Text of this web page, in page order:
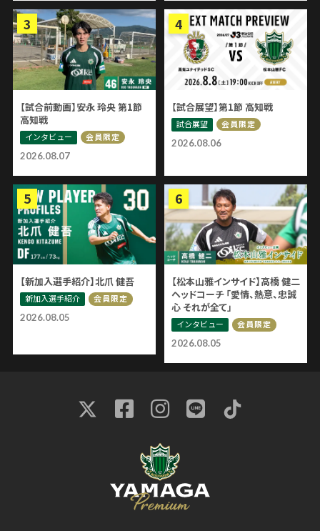
2026.08.07
【試合前動画】安永 玲央 第1節
高知戦
インタビュー 会員限定
2026.08.06
【試合展望】第1節 高知戦
試合展望 会員限定
2026.08.05
【新加入選手紹介】北爪 健吾
新加入選手紹介 会員限定
2026.08.05
【松本山雅インサイド】高橋 健二
ヘッドコーチ 「愛情、熱意、忠誠
心 それが全て」
インタビュー 会員限定